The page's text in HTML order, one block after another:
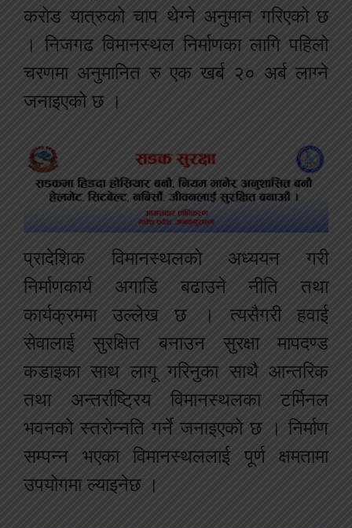
करोड यात्रुको चाप थेग्ने अनुमान गरिएको छ
। निजगढ विमानस्थल निर्माणका लागि पहिलो
चरणमा अनुमानित रु एक खर्ब २० अर्ब लाग्ने
जनाइएको छ ।
प्रादेशिक विमानस्थलको अध्ययन गरी
निर्माणकार्य अगाडि बढाउने नीति तथा
कार्यक्रममा उल्लेख छ । त्यसैगरी हवाई
सेवालाई सुरक्षित बनाउन सुरक्षा मापदण्ड
कडाइका साथ लागू गरिनुका साथै आन्तरिक
तथा अन्तर्राष्ट्रिय विमानस्थलका टर्मिनल
भवनको स्तरोन्नति गर्ने जनाइएको छ । निर्माण
सम्पन्न भएका विमानस्थललाई पूर्ण क्षमतामा
उपयोगमा ल्याइनेछ ।